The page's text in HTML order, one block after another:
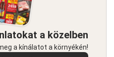
a közelben
a kínálatot a környékén!